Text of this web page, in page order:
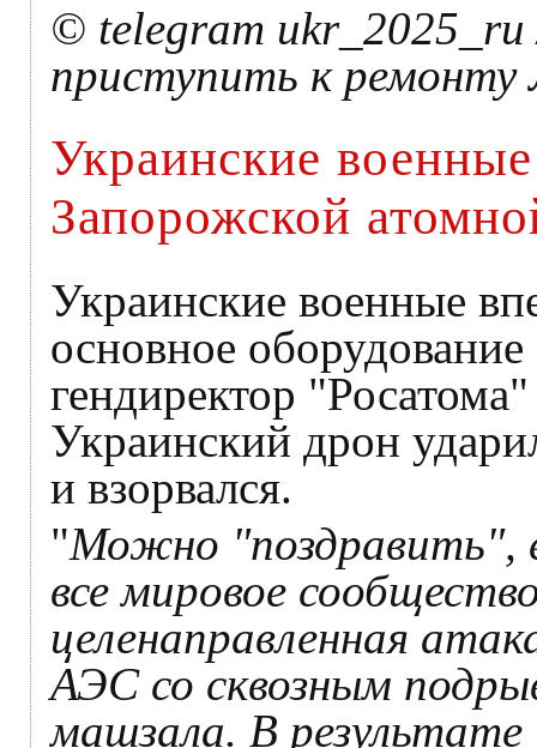
© telegram
приступить к
Украинские
Запорожской
Украинские военные
основное
гендиректор
Украинский дрон
и взорвался.
"Можно "поздравить",
все мировое
целенаправленная
АЭС со сквозным
машзала. В